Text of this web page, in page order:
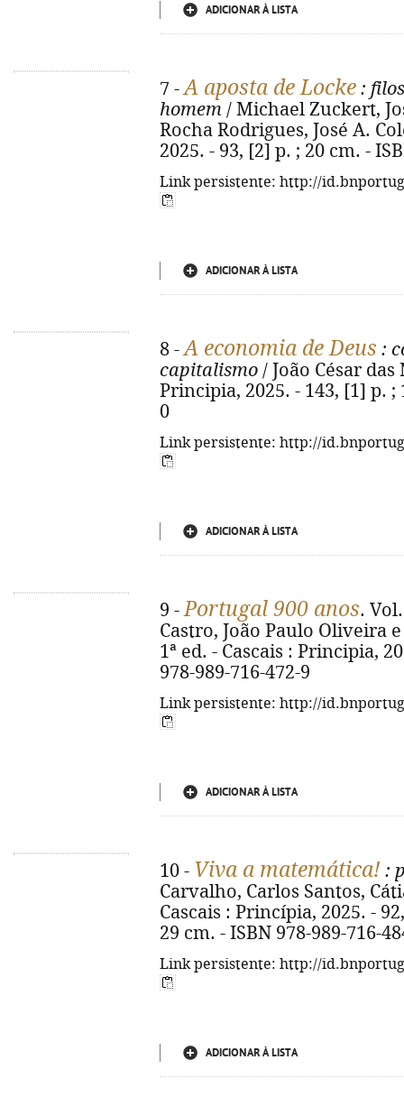
ADICIONAR À LISTA
7 -A aposta de Locke :
homem / Michael Zuckert,
Rocha Rodrigues, José A.
2025. - 93, [2] p. ; 20 cm. -
Link persistente: http://
ADICIONAR À LISTA
8 -A economia de Deus :
capitalismo / João César das
Principia, 2025. - 143, [1] p. ;
0
Link persistente: http://
ADICIONAR À LISTA
9 -Portugal 900 anos.
Castro, João Paulo Oliveira
1ª ed. - Cascais : Principia,
978-989-716-472-9
Link persistente: http://
ADICIONAR À LISTA
10 - Viva a matemática! :
Carvalho, Carlos Santos,
Cascais : Princípia, 2025. -
29 cm. - ISBN 978-989-716-
Link persistente: http://
ADICIONAR À LISTA